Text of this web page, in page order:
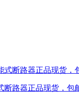
断路器正品现货，包